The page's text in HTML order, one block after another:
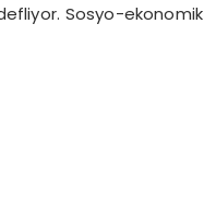
Sosyo-ekonomik